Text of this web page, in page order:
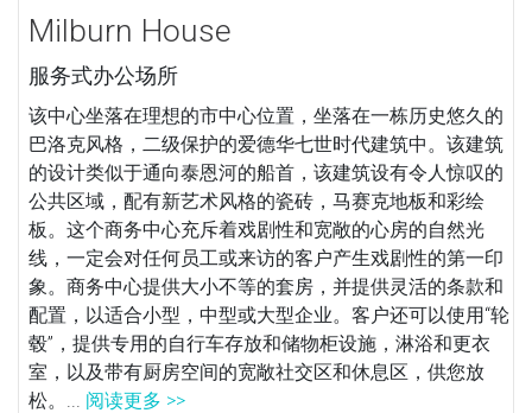
Milburn House
服务式办公场所
该中心坐落在理想的市中心位置，坐落在一栋历史悠久的
巴洛克风格，二级保护的爱德华七世时代建筑中。该建筑
的设计类似于通向泰恩河的船首，该建筑设有令人惊叹的
公共区域，配有新艺术风格的瓷砖，马赛克地板和彩绘
板。这个商务中心充斥着戏剧性和宽敞的心房的自然光
线，一定会对任何员工或来访的客户产生戏剧性的第一印
象。商务中心提供大小不等的套房，并提供灵活的条款和
配置，以适合小型，中型或大型企业。客户还可以使用“轮
毂”，提供专用的自行车存放和储物柜设施，淋浴和更衣
室，以及带有厨房空间的宽敞社交区和休息区，供您放
松。... 阅读更多 >>